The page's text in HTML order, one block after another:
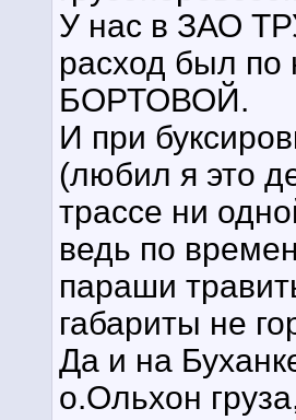
У нас в ЗАО
расход был
БОРТОВОЙ.
И при
(любил я это
трассе ни
ведь по
параши
габариты не
Да и на
о.Ольхон